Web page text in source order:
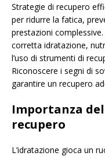
Strategie di recupero
per ridurre la fatica,
prestazioni
corretta idratazione,
l’uso di strumenti di
Riconoscere i segni di
garantire un recupero
Importanza
recupero
L’idratazione gioca un